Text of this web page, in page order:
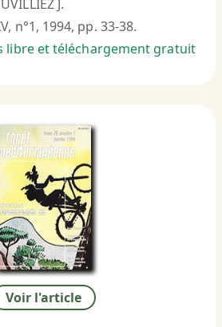
J.
n°1, 1994, pp. 33-38.
libre et téléchargement gratuit
Voir l'article